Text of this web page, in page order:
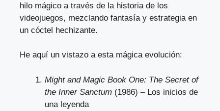
hilo mágico a través de la historia de los
videojuegos, mezclando fantasía y estrategia en
un cóctel hechizante.
He aquí un vistazo a esta mágica evolución:
Might and Magic Book One: The Secret of
the Inner Sanctum (1986) – Los inicios de
una leyenda